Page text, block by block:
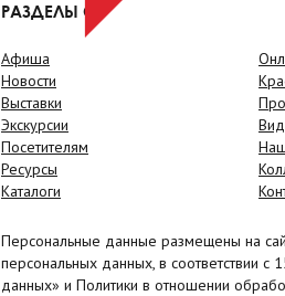
РАЗДЕЛЫ САЙТА
Афиша
Новости
Выставки
Экскурсии
Посетителям
Ресурсы
Каталоги
Персональные данные размещены на
персональных данных, в соответствии
данных» и Политики в отношении